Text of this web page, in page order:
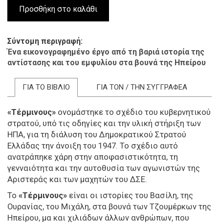
Σύντομη περιγραφή
Ένα εικονογραφημένο έργο από τη βαριά ιστορία της
αντίστασης και του εμφυλίου στα βουνά της Ηπείρου
ΓΙΑ ΤΟ ΒΙΒΛΙΟ ΓΙΑ ΤΟΝ / ΤΗΝ ΣΥΓΓΡΑΦΕΑ
«Τέρμινους» ονομάστηκε το σχέδιο του κυβερνητικού
στρατού, υπό τις οδηγίες και την υλική στήριξη των
ΗΠΑ, για τη διάλυση του Δημοκρατικού Στρατού
Ελλάδας την άνοιξη του 1947. Το σχέδιο αυτό
ανατράπηκε χάρη στην αποφασιστικότητα, τη
γενναιότητα και την αυτοθυσία των αγωνιστών της
Αριστεράς και των μαχητών του ΔΣΕ.
Το «Τέρμινους» είναι οι ιστορίες του Βασίλη, της
Ουρανίας, του Μιχάλη, στα βουνά των Τζουμέρκων της
Ηπείρου, μα και χιλιάδων άλλων ανθρώπων, που